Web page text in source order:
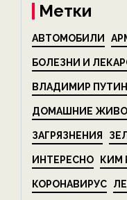
Метки
АВТОМОБИЛИ
БОЛЕЗНИ И
ВЛАДИМИР ПУТИН
ДОМАШНИЕ
ЗАГРЯЗНЕНИЯ
ИНТЕРЕСНО КИМ
КОРОНАВИРУС